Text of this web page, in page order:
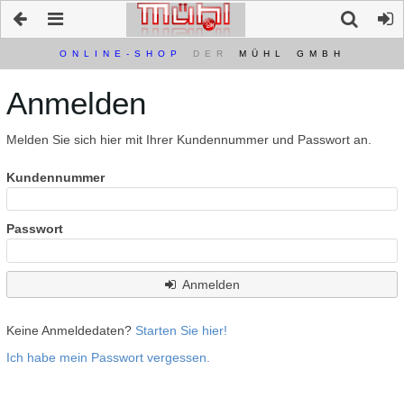
ONLINE-SHOP DER MÜHL GMBH
Anmelden
Melden Sie sich hier mit Ihrer Kundennummer und Passwort an.
Kundennummer
Passwort
Anmelden
Keine Anmeldedaten? Starten Sie hier!
Ich habe mein Passwort vergessen.